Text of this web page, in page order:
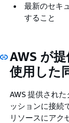
最新のセキ
すること
AWS が
使用した
AWS 提供され
ッションに接続
リソースにアク